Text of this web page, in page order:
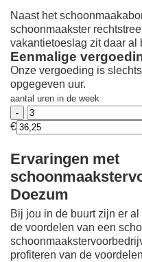
Naast het
schoonmaakster
vakantietoeslag zit daar al
Eenmalige
Onze vergoeding is
opgegeven uur.
aantal uren in de week
€
Ervaringen met
Doezum
Bij jou in de buurt zijn er al
de voordelen van een
profiteren van de